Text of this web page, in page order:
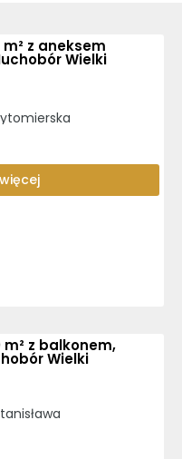
z aneksem
Wielki
z balkonem,
Wielki